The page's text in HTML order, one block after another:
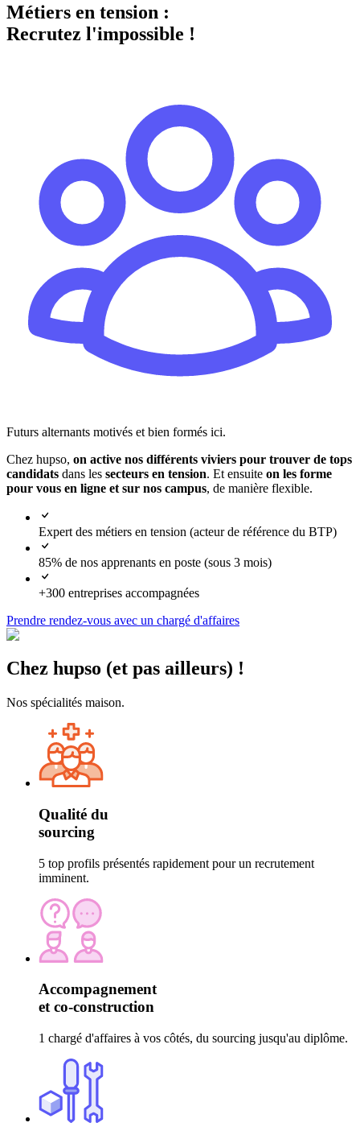
Métiers en tension :
Recrutez l'impossible !
Futurs alternants motivés et bien formés ici.
Chez hupso, on active nos différents viviers pour trouver de tops
candidats dans les secteurs en tension. Et ensuite on les forme
pour vous en ligne et sur nos campus, de manière flexible.
Expert des métiers en tension (acteur de référence du BTP)
85% de nos apprenants en poste (sous 3 mois)
+300 entreprises accompagnées
Prendre rendez-vous avec un chargé d'affaires
Chez hupso (et pas ailleurs) !
Nos spécialités maison.
Qualité du
sourcing
5 top profils présentés rapidement pour un recrutement
imminent.
Accompagnement
et co-construction
1 chargé d'affaires à vos côtés, du sourcing jusqu'au diplôme.